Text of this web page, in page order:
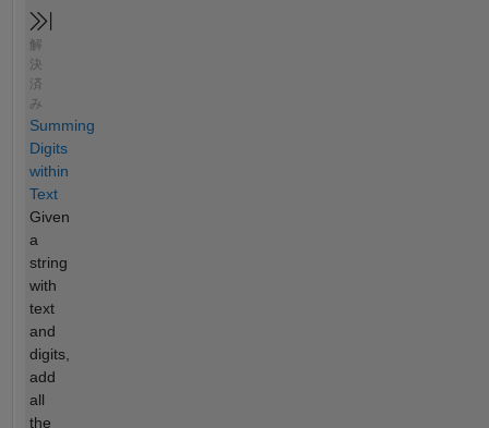
解
決
済
み
Summing
Digits
within
Text
Given
a
string
with
text
and
digits,
add
all
the